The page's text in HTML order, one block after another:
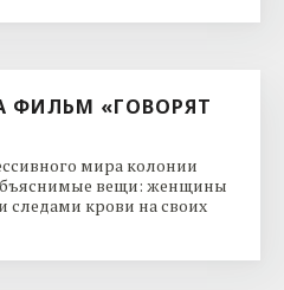
ФИЛЬМ «ГОВОРЯТ
мира колонии
вещи: женщины
следами крови на своих